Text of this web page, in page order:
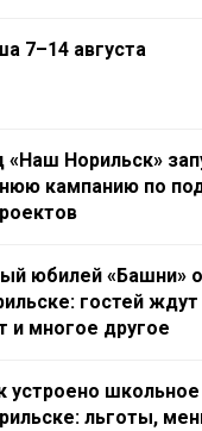
7–14 августа
«Наш Норильск»
кампанию по
юбилей «Башни»
гостей
и многое другое
устроено
льготы,